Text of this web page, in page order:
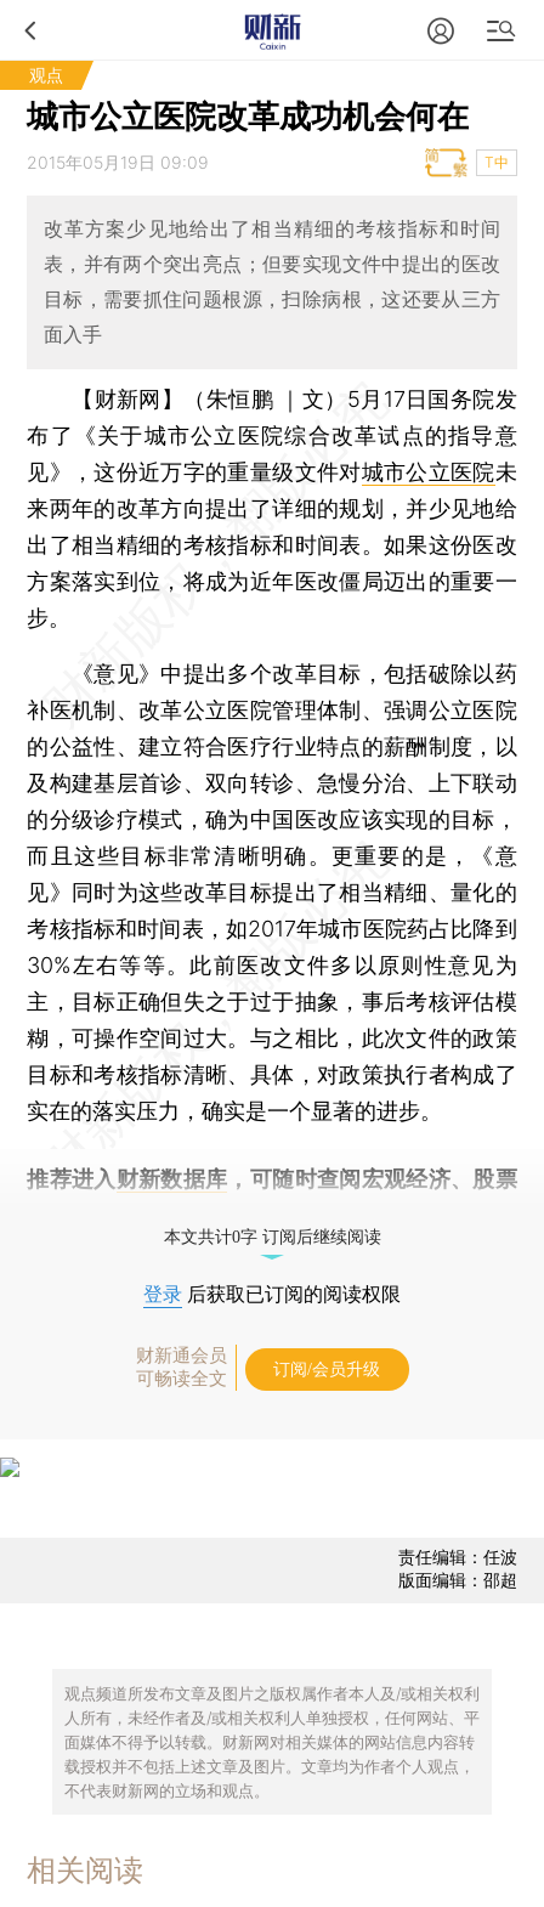
观点
城市公立医院改革成功机会何在
2015年05月19日 09:09 T中
改革方案少见地给出了相当精细的考核指标和时间
表，并有两个突出亮点；但要实现文件中提出的医改
目标，需要抓住问题根源，扫除病根，这还要从三方
面入手
【财新网】（朱恒鹏 ｜文） 5月17日国务院发
布了《关于城市公立医院综合改革试点的指导意
见》，这份近万字的重量级文件对城市公立医院未
来两年的改革方向提出了详细的规划，并少见地给
出了相当精细的考核指标和时间表。如果这份医改
方案落实到位，将成为近年医改僵局迈出的重要一
步。
《意见》中提出多个改革目标，包括破除以药
补医机制、改革公立医院管理体制、强调公立医院
的公益性、建立符合医疗行业特点的薪酬制度，以
及构建基层首诊、双向转诊、急慢分治、上下联动
的分级诊疗模式，确为中国医改应该实现的目标，
而且这些目标非常清晰明确。更重要的是，《意
见》同时为这些改革目标提出了相当精细、量化的
考核指标和时间表，如2017年城市医院药占比降到
30%左右等等。此前医改文件多以原则性意见为
主，目标正确但失之于过于抽象，事后考核评估模
糊，可操作空间过大。与之相比，此次文件的政策
目标和考核指标清晰、具体，对政策执行者构成了
实在的落实压力，确实是一个显著的进步。
推荐进入 财新数据库 ，可随时查阅宏观经济、股票
本文共计0字 订阅后继续阅读
登录 后获取已订阅的阅读权限
财新通会员
可畅读全文
订阅/会员升级
责任编辑：任波
版面编辑：邵超
观点频道所发布文章及图片之版权属作者本人及/或相关权利
人所有，未经作者及/或相关权利人单独授权，任何网站、平
面媒体不得予以转载。财新网对相关媒体的网站信息内容转
载授权并不包括上述文章及图片。文章均为作者个人观点，
不代表财新网的立场和观点。
相关阅读